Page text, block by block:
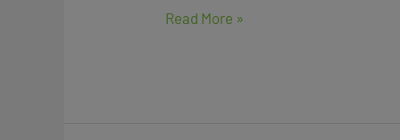
Read More »